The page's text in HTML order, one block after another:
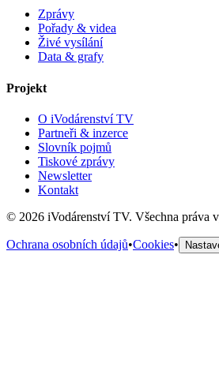
Zprávy
Pořady & videa
Živé vysílání
Data & grafy
Projekt
O iVodárenství TV
Partneři & inzerce
Slovník pojmů
Tiskové zprávy
Newsletter
Kontakt
© 2026 iVodárenství TV. Všechna práva
Ochrana osobních údajů•Cookies•